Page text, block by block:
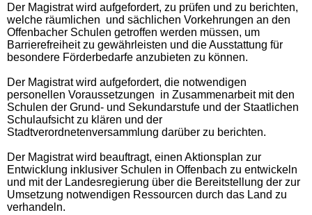
Der Magistrat wird aufgefordert, zu prüfen und zu berichten,
welche räumlichen und sächlichen Vorkehrungen an den
Offenbacher Schulen getroffen werden müssen, um
Barrierefreiheit zu gewährleisten und die Ausstattung für
besondere Förderbedarfe anzubieten zu können.
Der Magistrat wird aufgefordert, die notwendigen
personellen Voraussetzungen in Zusammenarbeit mit den
Schulen der Grund- und Sekundarstufe und der Staatlichen
Schulaufsicht zu klären und der
Stadtverordnetenversammlung darüber zu berichten.
Der Magistrat wird beauftragt, einen Aktionsplan zur
Entwicklung inklusiver Schulen in Offenbach zu entwickeln
und mit der Landesregierung über die Bereitstellung der zur
Umsetzung notwendigen Ressourcen durch das Land zu
verhandeln.